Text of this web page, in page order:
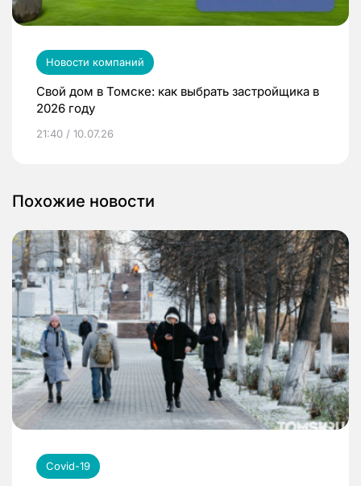
Новости компаний
Свой дом в Томске: как выбрать застройщика в
2026 году
21:40 / 10.07.26
Похожие новости
Covid-19